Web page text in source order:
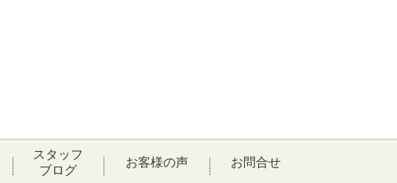
スタッフ
ブログ
お客様の声 お問合せ